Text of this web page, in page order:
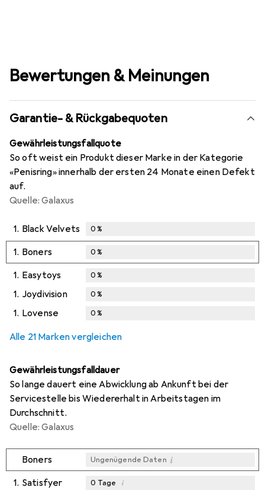
Bewertungen & Meinungen
Garantie- & Rückgabequoten
Gewährleistungsfallquote
So oft weist ein Produkt dieser Marke in der Kategorie
«Penisring» innerhalb der ersten 24 Monate einen Defekt
auf.
Quelle: Galaxus
1. Black Velvets 0%
1. Boners 0%
1. Easytoys 0%
1. Joydivision 0%
1. Lovense 0%
Alle 21 Marken vergleichen
Gewährleistungsfalldauer
So lange dauert eine Abwicklung ab Ankunft bei der
Servicestelle bis Wiedererhalt in Arbeitstagen im
Durchschnitt.
Quelle: Galaxus
Boners Ungenügende Daten i
1. Satisfyer 0 Tage i